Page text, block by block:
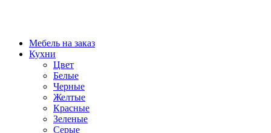
Мебель на заказ
Кухни
Цвет
Белые
Черные
Желтые
Красные
Зеленые
Серые